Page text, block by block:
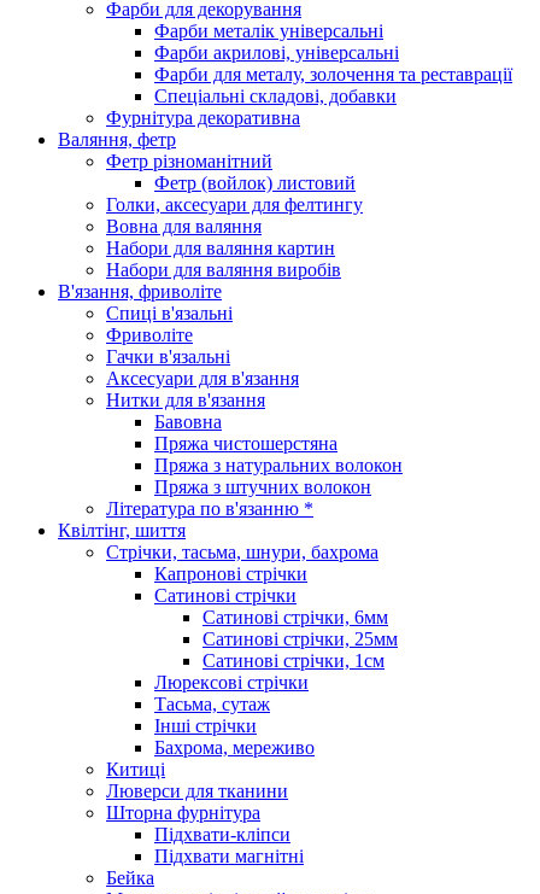
Фарби для декорування
Фарби металік універсальні
Фарби акрилові, універсальні
Фарби для металу, золочення та реставрації
Спеціальні складові, добавки
Фурнітура декоративна
Валяння, фетр
Фетр різноманітний
Фетр (войлок) листовий
Голки, аксесуари для фелтингу
Вовна для валяння
Набори для валяння картин
Набори для валяння виробів
В'язання, фриволіте
Спиці в'язальні
Фриволіте
Гачки в'язальні
Аксесуари для в'язання
Нитки для в'язання
Бавовна
Пряжа чистошерстяна
Пряжа з натуральних волокон
Пряжа з штучних волокон
Література по в'язанню *
Квілтінг, шиття
Стрічки, тасьма, шнури, бахрома
Капронові стрічки
Сатинові стрічки
Сатинові стрічки, 6мм
Сатинові стрічки, 25мм
Сатинові стрічки, 1см
Люрексові стрічки
Тасьма, сутаж
Інші стрічки
Бахрома, мереживо
Китиці
Люверси для тканини
Шторна фурнітура
Підхвати-кліпси
Підхвати магнітні
Бейка